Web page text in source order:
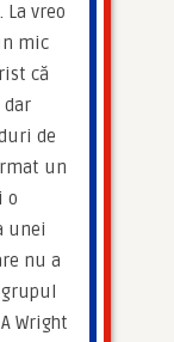
vreo
mic
că
de
un
o
unei
nu a
Wright